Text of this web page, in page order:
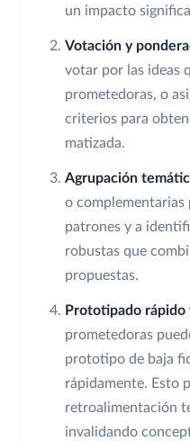
un impacto
Votación y
votar por las ideas
prometedoras, o
criterios para
matizada.
Agrupación
o complementarias
patrones y a
robustas que
propuestas.
Prototipado rápido
prometedoras
prototipo de baja
rápidamente. Esto
retroalimentación
invalidando